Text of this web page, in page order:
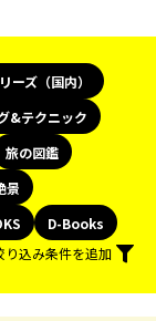
ーズ（国内）
&テクニック
旅の図鑑
景
D-Books
り込み条件を追加